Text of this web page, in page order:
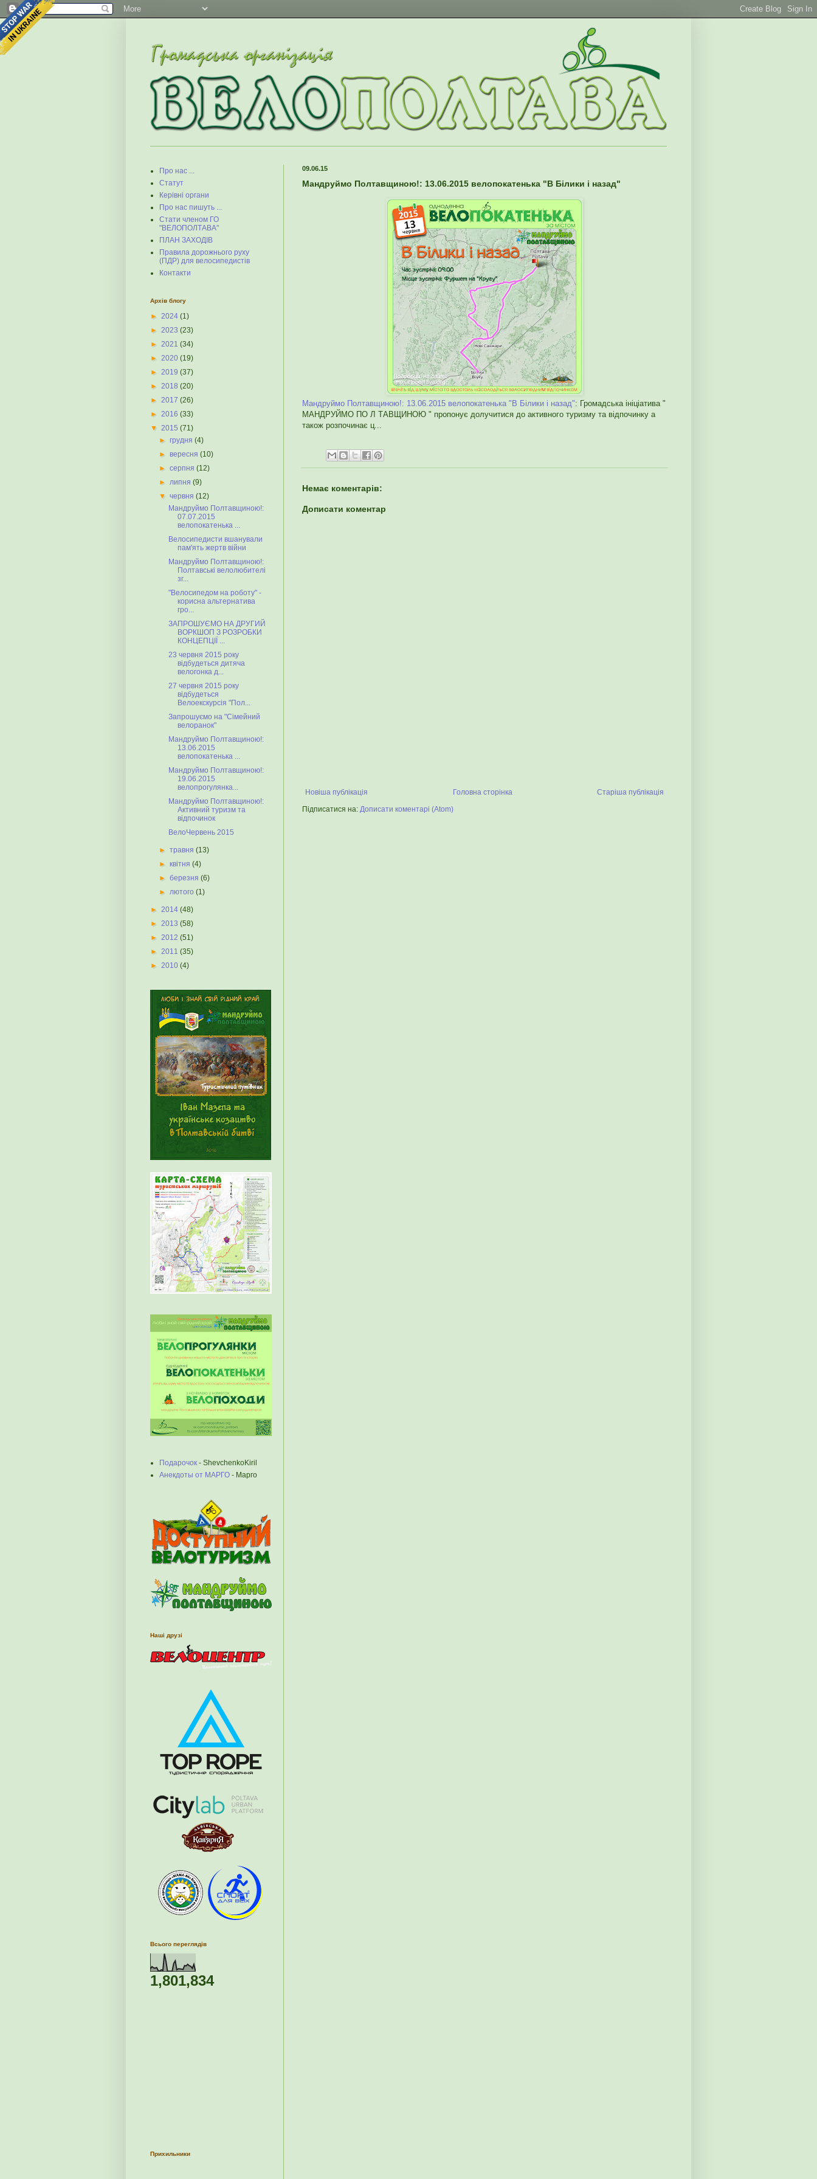
09.06.15
Мандруймо Полтавщиною!: 13.06.2015 велопокатенька "В Білики і назад"
Мандруймо Полтавщиною!: 13.06.2015 велопокатенька "В Білики і назад": Громадська ініціатива "
МАНДРУЙМО ПО Л ТАВЩИНОЮ " пропонує долучитися до активного туризму та відпочинку а
також розпочинає ц...
Немає коментарів:
Дописати коментар
Новіша публікація Старіша публікація
Головна сторінка
Підписатися на: Дописати коментарі (Atom)
Про нас ...
Статут
Керівні органи
Про нас пишуть ...
Стати членом ГО
"ВЕЛОПОЛТАВА"
ПЛАН ЗАХОДІВ
Правила дорожнього руху
(ПДР) для велосипедистів
Контакти
Архів блогу
► 2024 (1)
► 2023 (23)
► 2021 (34)
► 2020 (19)
► 2019 (37)
► 2018 (20)
► 2017 (26)
► 2016 (33)
▼ 2015 (71)
►грудня(4)
►вересня(10)
►серпня(12)
►липня(9)
▼червня(12)
Мандруймо Полтавщиною!:
07.07.2015
велопокатенька ...
Велосипедисти вшанували
пам'ять жертв війни
Мандруймо Полтавщиною!:
Полтавські велолюбителі
зг...
"Велосипедом на роботу" -
корисна альтернатива
гро...
ЗАПРОШУЄМО НА ДРУГИЙ
ВОРКШОП З РОЗРОБКИ
КОНЦЕПЦІЇ ...
23 червня 2015 року
відбудеться дитяча
велогонка д...
27 червня 2015 року
відбудеться
Велоекскурсія "Пол...
Запрошуємо на "Сімейний
велоранок"
Мандруймо Полтавщиною!:
13.06.2015
велопокатенька ...
Мандруймо Полтавщиною!:
19.06.2015
велопрогулянка...
Мандруймо Полтавщиною!:
Активний туризм та
відпочинок
ВелоЧервень 2015
►травня(13)
►квітня(4)
►березня(6)
►лютого(1)
► 2014 (48)
► 2013 (58)
► 2012 (51)
► 2011 (35)
► 2010 (4)
Подарочок - ShevchenkoKiril
Анекдоты от МАРГО - Марго
Наші друзі
Всього переглядів
1,801,834
Прихильники